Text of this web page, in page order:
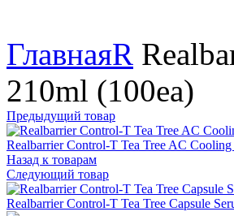
ГлавнаяR
210ml (100ea)
Предыдущий товар
Realbarrier Control-T Tea Tree AC
Назад к товарам
Следующий товар
Realbarrier Control-T Tea Tree Capsule